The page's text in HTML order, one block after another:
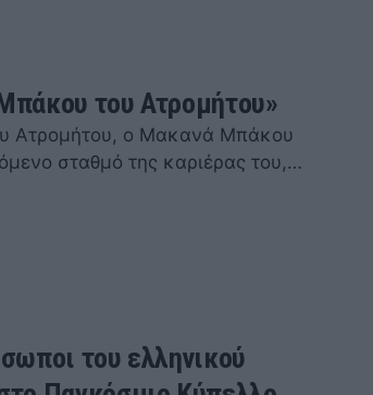
του Ατρομήτου»
Ατρομήτου, ο Μακανά Μπάκου
σταθμό της καριέρας του,…
του ελληνικού